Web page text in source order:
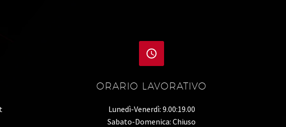


ORARIO LAVORATIVO
Lunedì-Venerdì: 9.00:19.00
Sabato-Domenica: Chiuso